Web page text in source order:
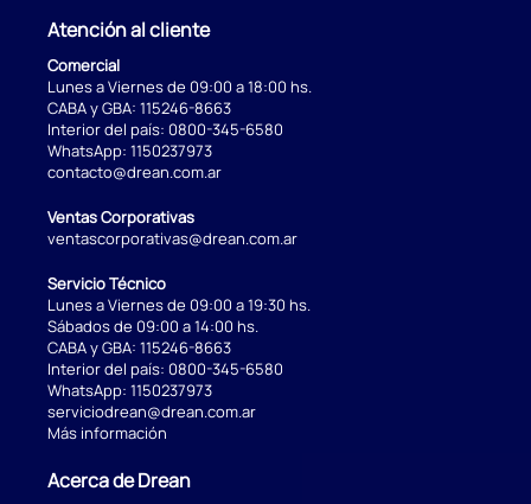
Atención al cliente
Comercial
Lunes a Viernes de 09:00 a 18:00 hs.
CABA y GBA: 115246-8663
Interior del país: 0800-345-6580
WhatsApp: 1150237973
contacto@drean.com.ar
Ventas Corporativas
ventascorporativas@drean.com.ar
Servicio Técnico
Lunes a Viernes de 09:00 a 19:30 hs.
Sábados de 09:00 a 14:00 hs.
CABA y GBA: 115246-8663
Interior del país: 0800-345-6580
WhatsApp: 1150237973
serviciodrean@drean.com.ar
Más información
Acerca de Drean